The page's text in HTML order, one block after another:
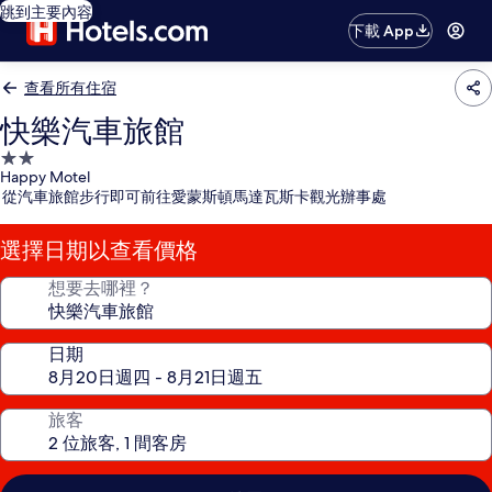
跳到主要內容
下載 App
查看所有住宿
快樂汽車旅館
2.0
星
級
住
宿
Happy Motel
從汽車旅館步行即可前往愛蒙斯頓馬達瓦斯卡觀光辦事處
選擇日期以查看價格
想要去哪裡？
日期
旅客